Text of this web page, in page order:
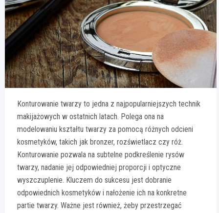
Konturowanie twarzy to jedna z najpopularniejszych technik
makijażowych w ostatnich latach. Polega ona na
modelowaniu kształtu twarzy za pomocą różnych odcieni
kosmetyków, takich jak bronzer, rozświetlacz czy róż.
Konturowanie pozwala na subtelne podkreślenie rysów
twarzy, nadanie jej odpowiedniej proporcji i optyczne
wyszczuplenie. Kluczem do sukcesu jest dobranie
odpowiednich kosmetyków i nałożenie ich na konkretne
partie twarzy. Ważne jest również, żeby przestrzegać